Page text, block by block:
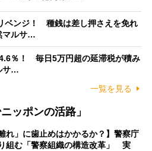
ベンジ！ 種銭は差し押さえを免れ
マルサ…
％！ 毎日5万円超の延滞税が積み
サ…
一覧を見る
ッポンの活路」
れ」に歯止めはかかるか？】警察庁
組む「警察組織の構造改革」 実